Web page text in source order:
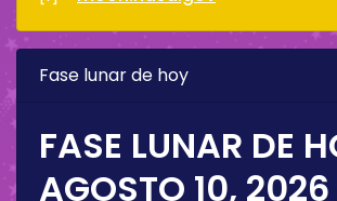
Fase lunar de hoy
FASE LUNAR DE
AGOSTO 10, 2026